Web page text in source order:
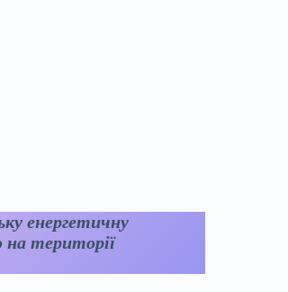
енергетичну
території